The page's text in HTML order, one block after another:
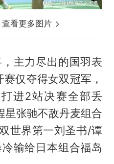
看更多图片
主力尽出的国羽表
仅夺得女双冠军，
进2站决赛全部丢
星张驰不敌丹麦组合
世界第一刘圣书/谭
输给日本组合福岛